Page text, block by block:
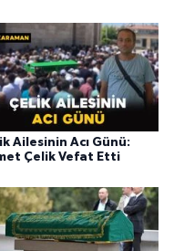
Ailesinin Acı Günü:
Çelik Vefat Etti